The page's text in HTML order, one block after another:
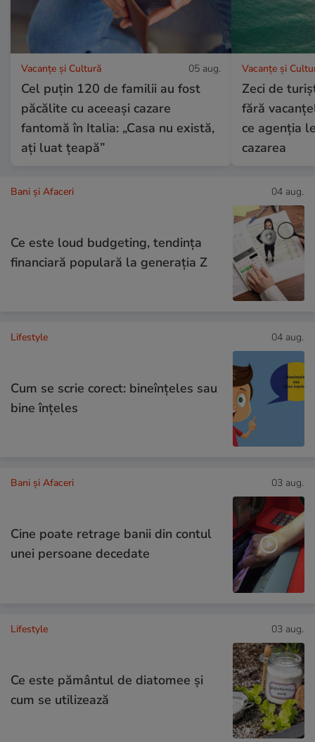
Vacanțe și Cultură 05 aug.
Cel puțin 120 de familii au fost
păcălite cu aceeași cazare
fantomă în Italia: „Casa nu există,
ați luat țeapă”
Vacanțe și
Zeci de
fără
ce agenția
cazarea
Bani și Afaceri 04 aug.
Ce este loud budgeting, tendința
financiară populară la generația Z
Lifestyle 04 aug.
Cum se scrie corect: bineînțeles sau
bine înțeles
Bani și Afaceri 03 aug.
Cine poate retrage banii din contul
unei persoane decedate
Lifestyle 03 aug.
Ce este pământul de diatomee și
cum se utilizează